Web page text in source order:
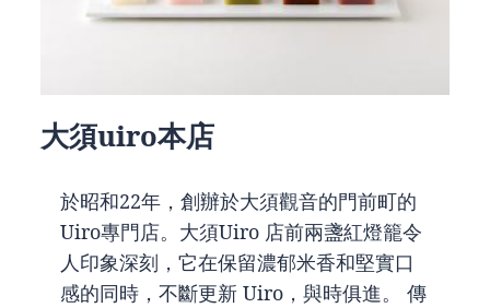
大須uiro本店
於昭和22年，創辦於大須觀音的門前町的
Uiro專門店。大須Uiro 店前兩盞紅燈籠令
人印象深刻，它在保留濃郁米香和堅實口
感的同時，不斷更新 Uiro，與時俱進。 傳